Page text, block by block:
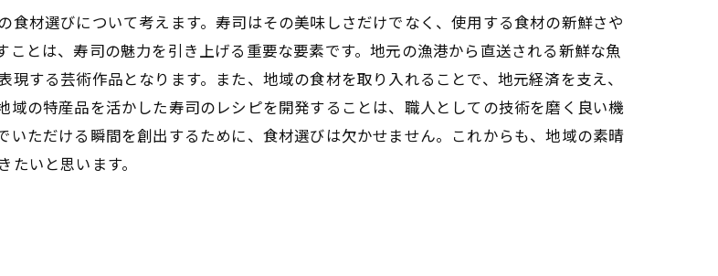
材選びについて考えます。寿司はその美味しさだけでなく、使用する食材の新鮮さや
とは、寿司の魅力を引き上げる重要な要素です。地元の漁港から直送される新鮮な魚
する芸術作品となります。また、地域の食材を取り入れることで、地元経済を支え、
の特産品を活かした寿司のレシピを開発することは、職人としての技術を磨く良い機
ただける瞬間を創出するために、食材選びは欠かせません。これからも、地域の素晴
いと思います。